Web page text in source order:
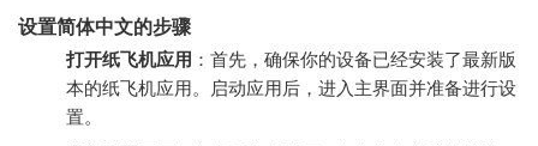
设置简体中文的步骤
打开纸飞机应用 ：首先，确保你的设备已经安装了最新版
本的纸飞机应用。启动应用后，进入主界面并准备进行设
置。